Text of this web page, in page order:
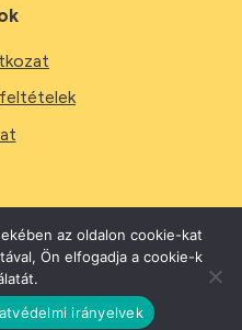
fenntartva.
az oldalon cookie-kat
Ön elfogadja a cookie-k
irányelvek